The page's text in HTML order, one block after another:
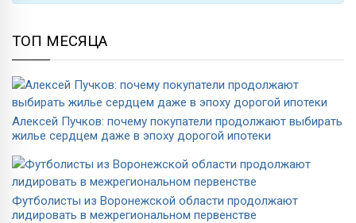
ТОП МЕСЯЦА
Алексей Пучков: почему покупатели продолжают выбирать
жилье сердцем даже в эпоху дорогой ипотеки
Футболисты из Воронежской области продолжают
лидировать в межрегиональном первенстве